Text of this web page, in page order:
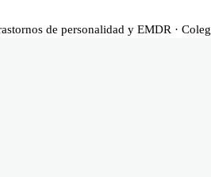
de personalidad y EMDR ·